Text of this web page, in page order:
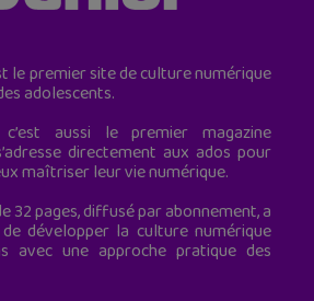
le premier site de culture numérique
adolescents.
c’est aussi le premier magazine
directement aux ados pour
maîtriser leur vie numérique.
32 pages, diffusé par abonnement, a
développer la culture numérique
avec une approche pratique des